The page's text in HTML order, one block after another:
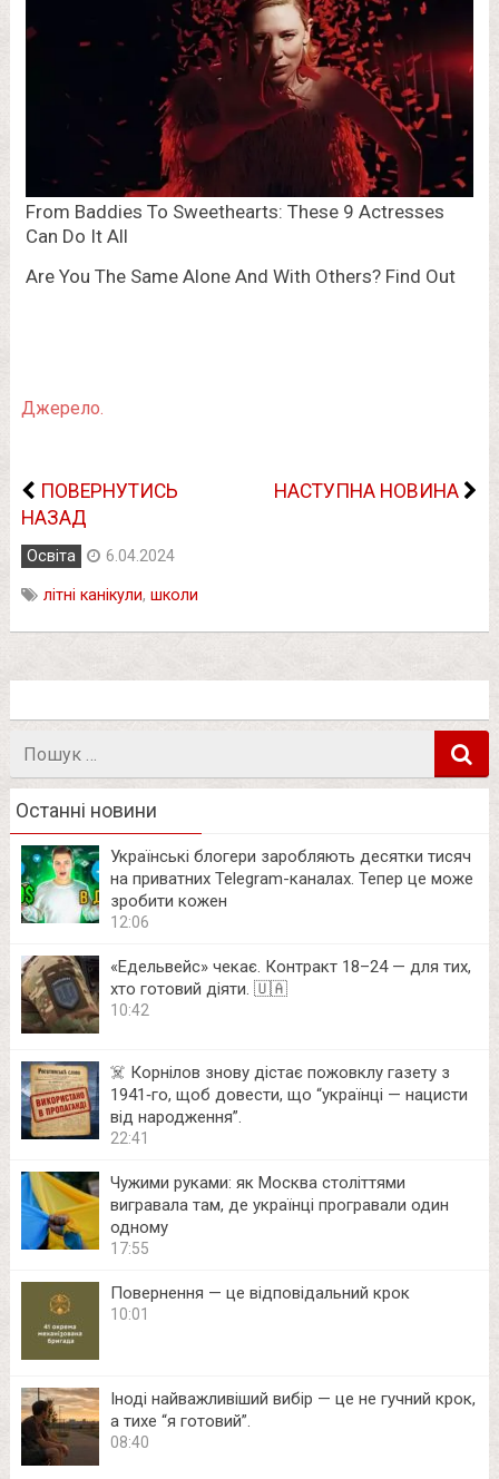
Джерело.
ПОВЕРНУТИСЬ
НАЗАД
НАСТУПНА НОВИНА
Освіта 6.04.2024
літні канікули, школи
Останні новини
Українські блогери заробляють десятки тисяч
на приватних Telegram-каналах. Тепер це може
зробити кожен
12:06
«Едельвейс» чекає. Контракт 18–24 — для тих,
хто готовий діяти. 🇺🇦
10:42
☠️ Корнілов знову дістає пожовклу газету з
1941‑го, щоб довести, що “українці — нацисти
від народження”.
22:41
Чужими руками: як Москва століттями
вигравала там, де українці програвали один
одному
17:55
Повернення — це відповідальний крок
10:01
Іноді найважливіший вибір — це не гучний крок,
а тихе “я готовий”.
08:40